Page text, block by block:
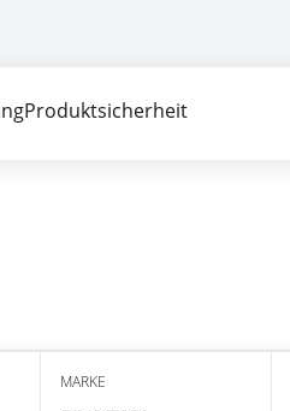
Produktsicherheit
MARKE